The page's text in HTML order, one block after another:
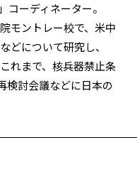
ーディネーター。
モントレー校で、米中
どについて研究し、
れまで、核兵器禁止条
検討会議などに日本の